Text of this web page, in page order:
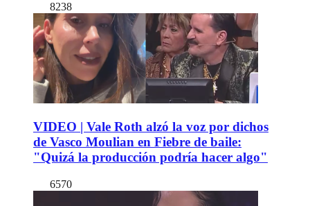
8238
VIDEO | Vale Roth alzó la voz por dichos
de Vasco Moulian en Fiebre de baile:
"Quizá la producción podría hacer algo"
6570